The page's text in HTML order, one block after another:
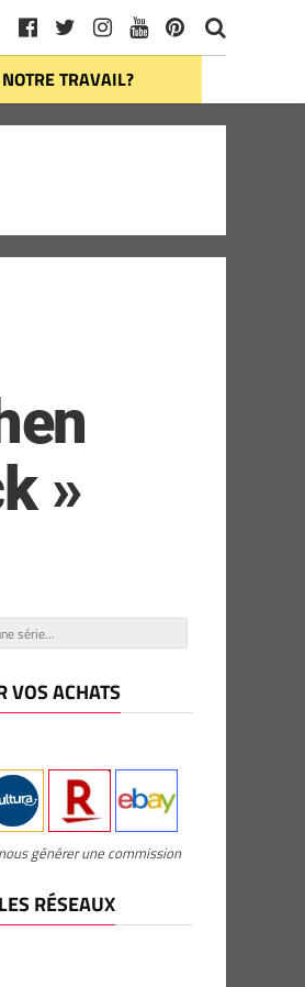
TRAVAIL?
»
VOS ACHATS
générer une commission
RÉSEAUX